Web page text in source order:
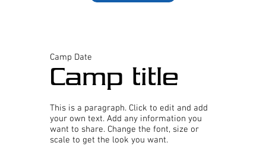
This is a paragraph. Click to edit and add
your own text. Add any information you
want to share. Change the font, size or
scale to get the look you want.
Camp title
Camp Date